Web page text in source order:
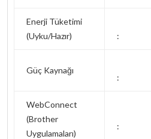
Enerji Tüketimi
(Uyku/Hazır)
:
Güç Kaynağı
:
WebConnect
(Brother
Uygulamaları)
: